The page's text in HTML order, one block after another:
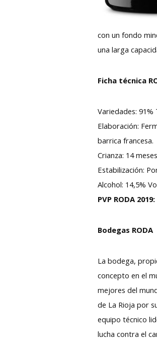
con un fondo
una larga
Ficha técnica
Variedades: 91%
Elaboración:
barrica francesa.
Crianza: 14
Estabilización:
Alcohol: 14,5%
PVP RODA
Bodegas RODA
La bodega,
concepto en el
mejores del
de La Rioja por
equipo técnico
lucha contra el